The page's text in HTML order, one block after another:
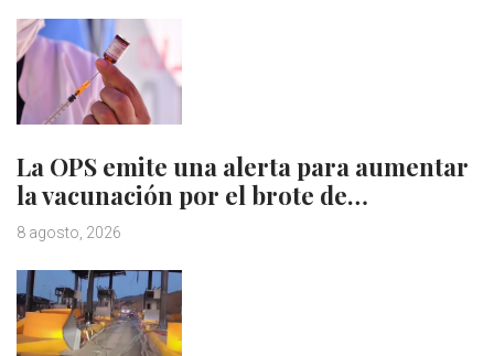
La OPS emite una alerta para aumentar
la vacunación por el brote de…
8 agosto, 2026